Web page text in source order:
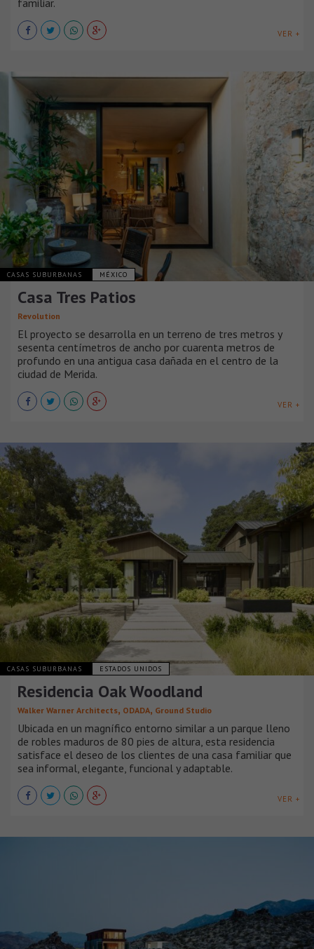
familiar.
VER +
CASAS SUBURBANAS MÉXICO
Casa Tres Patios
Revolution
El proyecto se desarrolla en un terreno de tres metros y
sesenta centímetros de ancho por cuarenta metros de
profundo en una antigua casa dañada en el centro de la
ciudad de Merida.
VER +
CASAS SUBURBANAS ESTADOS UNIDOS
Residencia Oak Woodland
Walker Warner Architects, ODADA, Ground Studio
Ubicada en un magnífico entorno similar a un parque lleno
de robles maduros de 80 pies de altura, esta residencia
satisface el deseo de los clientes de una casa familiar que
sea informal, elegante, funcional y adaptable.
VER +